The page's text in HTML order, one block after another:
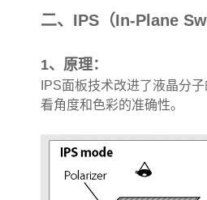
二、IPS（In-Plane
1、原理：
IPS面板技术改进了液晶分
看角度和色彩的准确性。